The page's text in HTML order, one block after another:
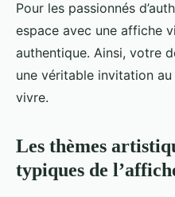
Pour les passionnés
espace avec une affiche
authentique. Ainsi, votre
une véritable invitation
vivre.
Les thèmes
typiques de